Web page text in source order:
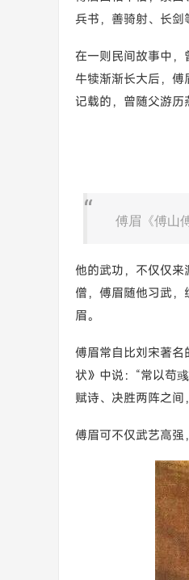
兵书，善骑射、长剑
在一则民间故事中
牛犊渐渐长大后，
记载的，曾随父游历
傅眉《傅山
他的武功，不仅仅
僧，傅眉随他习武
眉。
傅眉常自比刘宋著
状》中说：“常以苟
赋诗、决胜两阵之
傅眉可不仅武艺高强